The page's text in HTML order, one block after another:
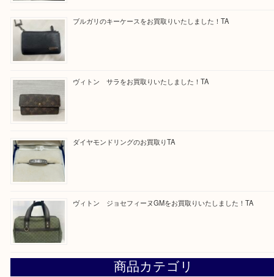
当店ご利用いただくお客様からよく頂くご質問集
買取専門 大吉 泉北クロスモール店に来てよかったと思って頂ける
丁寧に査定させて頂きます！
Facebook
Twitter
« 前へ 1 2